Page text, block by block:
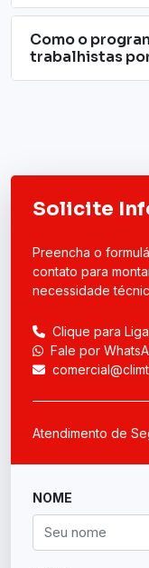
Como o
trabalhistas
Solicite
Preencha o
contato para
necessidade
Clique para
Fale por
Atendimento de
NOME